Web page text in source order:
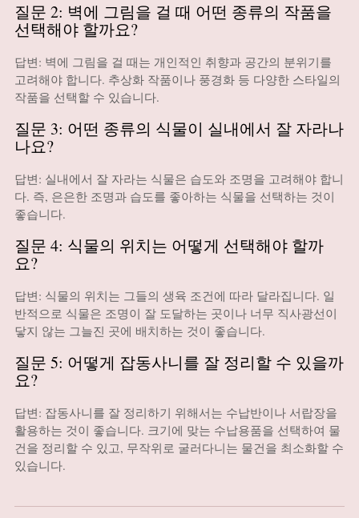
질문 2: 벽에 그림을 걸 때 어떤 종류의 작품을
선택해야 할까요?
답변: 벽에 그림을 걸 때는 개인적인 취향과 공간의 분위기를
고려해야 합니다. 추상화 작품이나 풍경화 등 다양한 스타일의
작품을 선택할 수 있습니다.
질문 3: 어떤 종류의 식물이 실내에서 잘 자라나
나요?
답변: 실내에서 잘 자라는 식물은 습도와 조명을 고려해야 합니
다. 즉, 은은한 조명과 습도를 좋아하는 식물을 선택하는 것이
좋습니다.
질문 4: 식물의 위치는 어떻게 선택해야 할까
요?
답변: 식물의 위치는 그들의 생육 조건에 따라 달라집니다. 일
반적으로 식물은 조명이 잘 도달하는 곳이나 너무 직사광선이
닿지 않는 그늘진 곳에 배치하는 것이 좋습니다.
질문 5: 어떻게 잡동사니를 잘 정리할 수 있을까
요?
답변: 잡동사니를 잘 정리하기 위해서는 수납반이나 서랍장을
활용하는 것이 좋습니다. 크기에 맞는 수납용품을 선택하여 물
건을 정리할 수 있고, 무작위로 굴러다니는 물건을 최소화할 수
있습니다.